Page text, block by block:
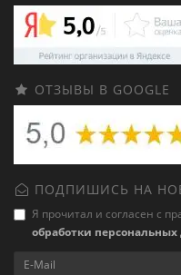
ОТЗЫВЫ В GOOGLE
ПОДПИШИСЬ НА
Я прочитал и согласен с
обработки